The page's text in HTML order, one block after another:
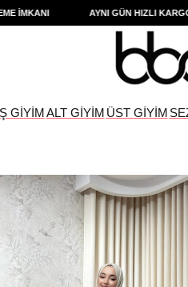
AYNI GÜN HIZLI KARGO
GİYİMALT GİYİM ÜST GİYİM